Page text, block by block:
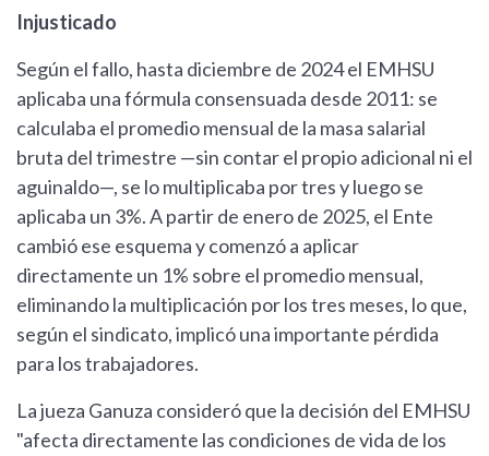
Injusticado
Según el fallo, hasta diciembre de 2024 el EMHSU
aplicaba una fórmula consensuada desde 2011: se
calculaba el promedio mensual de la masa salarial
bruta del trimestre —sin contar el propio adicional ni el
aguinaldo—, se lo multiplicaba por tres y luego se
aplicaba un 3%. A partir de enero de 2025, el Ente
cambió ese esquema y comenzó a aplicar
directamente un 1% sobre el promedio mensual,
eliminando la multiplicación por los tres meses, lo que,
según el sindicato, implicó una importante pérdida
para los trabajadores.
La jueza Ganuza consideró que la decisión del EMHSU
"afecta directamente las condiciones de vida de los